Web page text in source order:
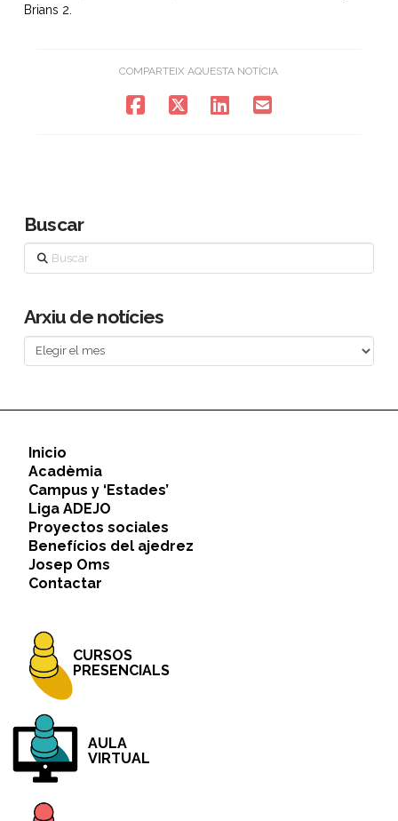
Brians 2.
COMPARTEIX AQUESTA NOTÍCIA
Buscar
Buscar
Arxiu de notícies
Arxiu
de
Inicio
Acadèmia
Campus y ‘Estades’
Liga ADEJO
Proyectos sociales
Benefícios del ajedrez
Josep Oms
Contactar
CURSOS
PRESENCIALS
AULA
VIRTUAL